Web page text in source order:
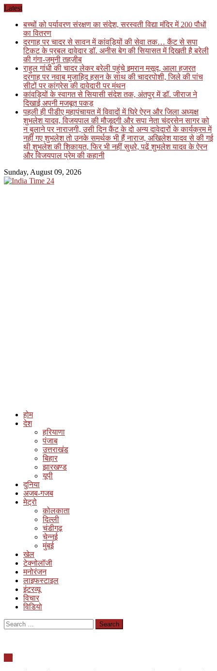
Skip
content
Latest
बच्चों को पर्यावरण संरक्षण का संदेश, सरस्वती विद्या मंदिर में 200 पौधों
का वितरण
दरगाह पर चादर से सावन में कांवड़ियों की सेवा तक… कैंट से सपा
टिकट के प्रबल दावेदार डॉ. अनीस बेग की सियासत में दिखती है बरेली
की गंगा-जमुनी तहज़ीब
राहुल गांधी की चादर लेकर बरेली पहुंचे इमरान मसूद, आला हजरत
दरगाह पर नवाब मुजाहिद हसन के साथ की चादरपोशी, जिले की पांच
सीटों पर कांग्रेस की दावेदारी पर मंथन
कांवड़ियों के स्वागत से सियासी संदेश तक, अंतपुर में डॉ. जीराज ने
दिखाई अपनी मजबूत पकड़
पहली ही पीडीए महापंचायत में विवादों में घिरे ऐरन और जिला अध्यक्ष
शुभलेश यादव, विजयपाल की मौजूदगी और सपा नेता चंद्रसेन सागर को
न बुलाने पर नाराजगी, उसी दिन कैंट के दो अन्य दावेदारों के कार्यक्रम में
नहीं गए शुभलेश तो उनके समर्थक भी हैं नाराज, अखिलेश यादव से की गई
थी शुभलेश की शिकायत, फिर भी नहीं सुधरे, पढ़ें शुभलेश यादव के ऐरन
और विजयपाल प्रेम की कहानी
Sunday, August 09, 2026
होम
देश
हरियाणा
पंजाब
उत्तराखंड
बिहार
झारखण्ड
यूपी
दुनिया
अजब-गजब
मेट्रो
कोलकाता
दिल्ली
चंडीगढ़
चेन्नई
मुंबई
खेल
टेक्नोलॉजी
मनोरंजन
लाइफस्टाइल
इंटरव्यू
विचार
विडियो
Search
for: